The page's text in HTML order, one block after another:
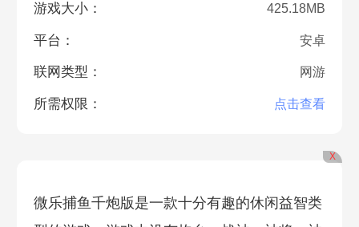
游戏大小： 425.18MB
平台： 安卓
联网类型： 网游
所需权限： 点击查看
X
微乐捕鱼千炮版是一款十分有趣的休闲益智类